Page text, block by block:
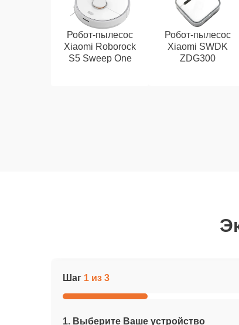
Робот-пылесос
Xiaomi Roborock
S5 Sweep One
Робот-пылесос
Xiaomi SWDK
ZDG300
Шаг 1 из 3
1. Выберите Ваше устройство